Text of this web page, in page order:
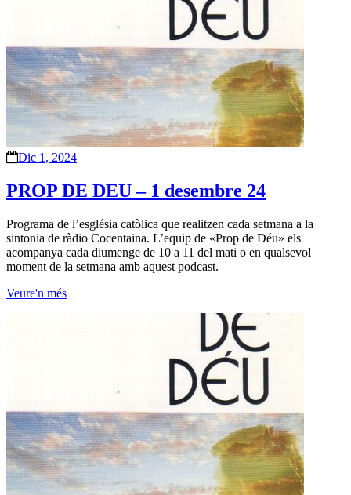
Dic 1, 2024
PROP DE DEU – 1 desembre 24
Programa de l’església catòlica que realitzen cada setmana a la
sintonia de ràdio Cocentaina. L’equip de «Prop de Déu» els
acompanya cada diumenge de 10 a 11 del mati o en qualsevol
moment de la setmana amb aquest podcast.
Veure'n més